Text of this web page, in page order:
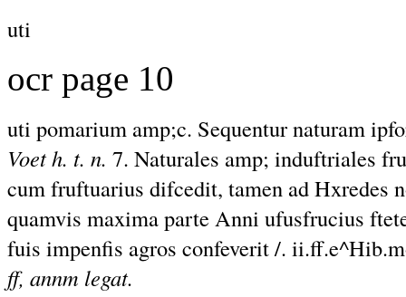
uti
ocr page 10
uti pomarium amp;c. Sequentur naturam
Voet h. t. n. 7. Naturales amp; induftriales
cum fruftuarius difcedit, tamen ad Hxredes
quamvis maxima parte Anni ufusfrucius
fuis impenfis agros confeverit /.
ff, annm legat.